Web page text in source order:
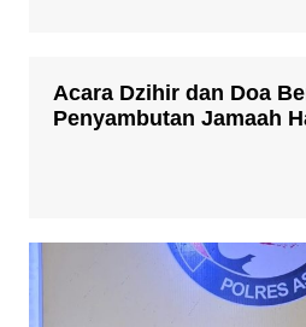
Acara Dzihir dan Doa
Penyambutan Jamaah